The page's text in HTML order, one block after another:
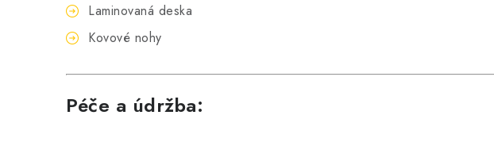
Laminovaná deska
Kovové nohy
Péče a údržba: